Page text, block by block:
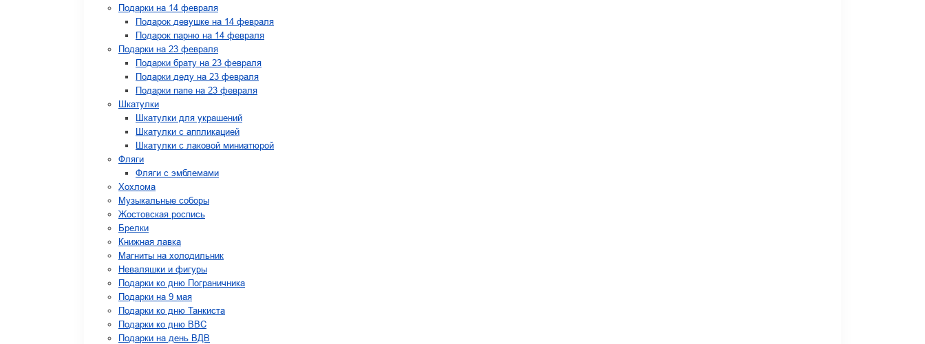
Подарки на 14 февраля
Подарок девушке на 14 февраля
Подарок парню на 14 февраля
Подарки на 23 февраля
Подарки брату на 23 февраля
Подарки деду на 23 февраля
Подарки папе на 23 февраля
Шкатулки
Шкатулки для украшений
Шкатулки с аппликацией
Шкатулки с лаковой миниатюрой
Фляги
Фляги с эмблемами
Хохлома
Музыкальные соборы
Жостовская роспись
Брелки
Книжная лавка
Магниты на холодильник
Неваляшки и фигуры
Подарки ко дню Пограничника
Подарки на 9 мая
Подарки ко дню Танкиста
Подарки ко дню ВВС
Подарки на день ВДВ